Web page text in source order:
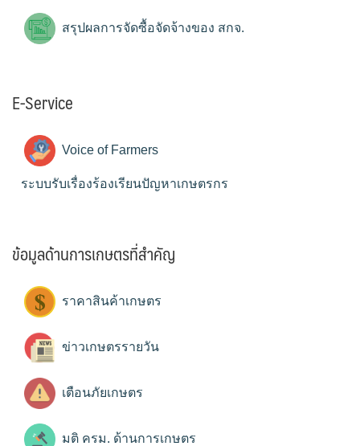
สรุปผลการจัดซื้อจัดจ้างของ สกจ.
E-Service
Voice of Farmers
ระบบรับเรื่องร้องเรียนปัญหาเกษตรกร
ข้อมูลด้านการเกษตรที่สำคัญ
ราคาสินค้าเกษตร
ข่าวเกษตรรายวัน
เตือนภัยเกษตร
มติ ครม. ด้านการเกษตร